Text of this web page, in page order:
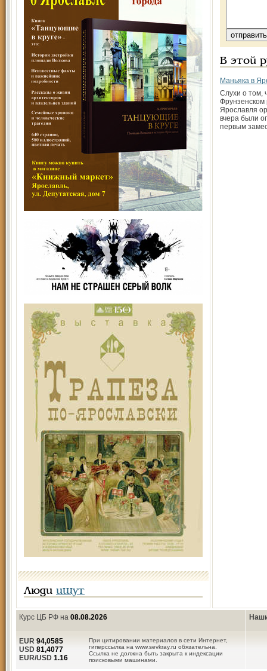
Люди ищут
В этой
Маньяка в
Слухи о том,
Фрунзенском
Ярославля
вчера были
первым
Курс ЦБ РФ на 08.08.2026
При цитировании материалов в сети Интернет,
гиперссылка на www.sevkray.ru обязательна.
Ссылка не должна быть закрыта к индексации
поисковыми машинами.
EUR 94,0585
USD 81,4077
EUR/USD 1.16